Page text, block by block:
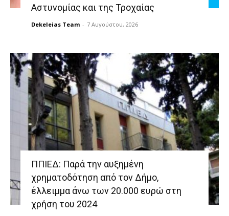
Αστυνομίας και της Τροχαίας
Dekeleias Team - 7 Αυγούστου, 2026
ΠΠΙΕΔ: Παρά την αυξημένη
χρηματοδότηση από τον Δήμο,
έλλειμμα άνω των 20.000 ευρώ στη
χρήση του 2024